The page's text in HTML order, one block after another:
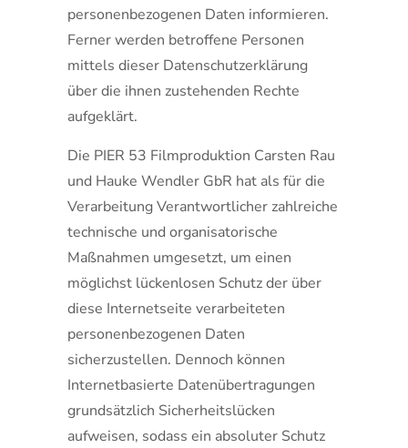
personenbezogenen Daten informieren.
Ferner werden betroffene Personen
mittels dieser Datenschutzerklärung
über die ihnen zustehenden Rechte
aufgeklärt.
Die PIER 53 Filmproduktion Carsten Rau
und Hauke Wendler GbR hat als für die
Verarbeitung Verantwortlicher zahlreiche
technische und organisatorische
Maßnahmen umgesetzt, um einen
möglichst lückenlosen Schutz der über
diese Internetseite verarbeiteten
personenbezogenen Daten
sicherzustellen. Dennoch können
Internetbasierte Datenübertragungen
grundsätzlich Sicherheitslücken
aufweisen, sodass ein absoluter Schutz